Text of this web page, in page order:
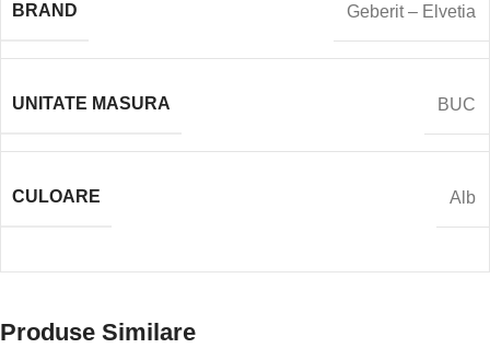
BRAND Geberit – Elvetia
UNITATE MASURA BUC
CULOARE Alb
Produse Similare